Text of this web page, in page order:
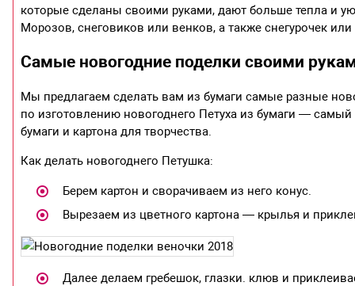
которые сделаны своими руками, дают больше тепла и
Морозов, снеговиков или венков, а также снегурочек
Самые новогодние поделки своими
Мы предлагаем сделать вам из бумаги самые разные
по изготовлению новогоднего Петуха из бумаги —
бумаги и картона для творчества.
Как делать новогоднего Петушка:
Берем картон и сворачиваем из него конус.
Вырезаем из цветного картона — крылья и
Далее делаем гребешок, глазки. клюв и